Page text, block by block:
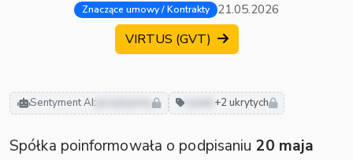
Znaczące umowy / Kontrakty 21.05.2026
VIRTUS (GVT)
Sentyment AI: pozytywny +2 ukrytych
Spółka poinformowała o podpisaniu 20 maja